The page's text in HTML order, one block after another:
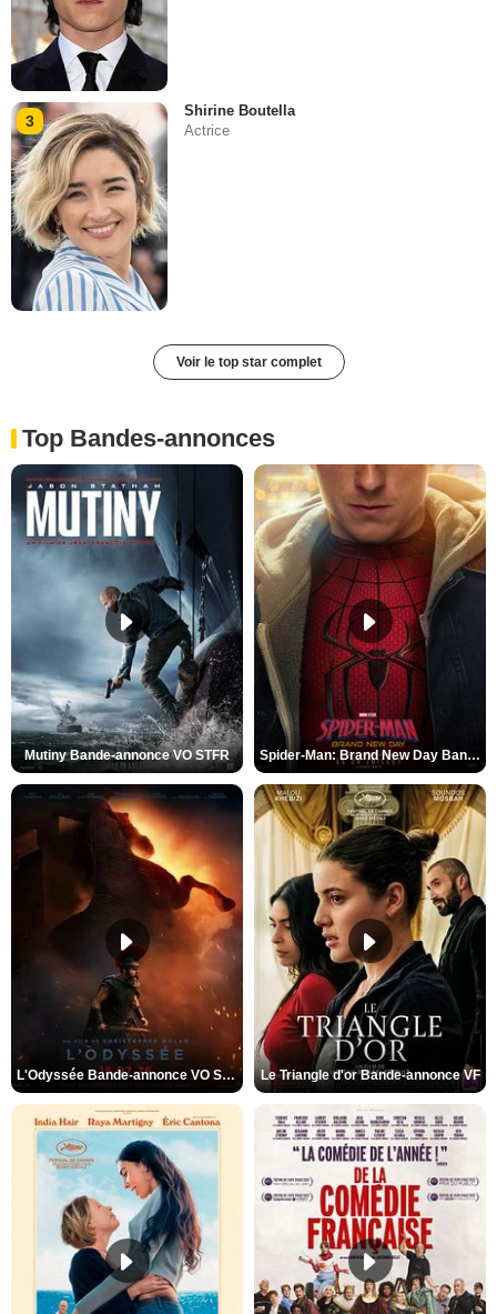
3
Shirine Boutella
Actrice
Voir le top star complet
Top Bandes-annonces
Mutiny Bande-annonce VO STFR Spider-Man: Brand New Day Bande-annonce VO STFR
L'Odyssée Bande-annonce VO STFR Le Triangle d'or Bande-annonce VF